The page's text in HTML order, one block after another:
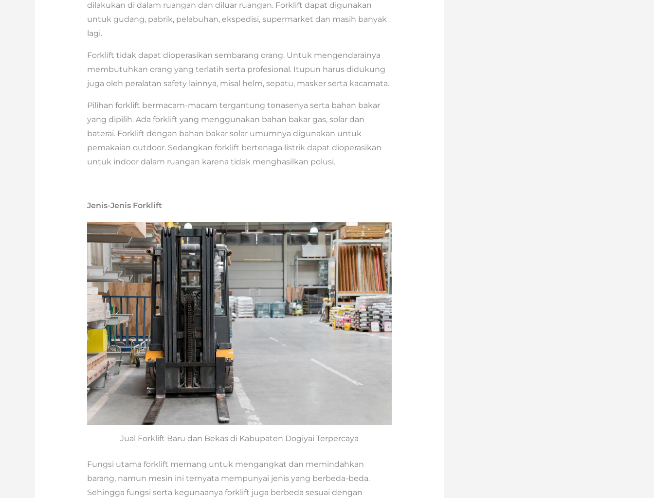
dilakukan di dalam ruangan dan diluar ruangan. Forklift dapat digunakan
untuk gudang, pabrik, pelabuhan, ekspedisi, supermarket dan masih banyak
lagi.
Forklift tidak dapat dioperasikan sembarang orang. Untuk mengendarainya
membutuhkan orang yang terlatih serta profesional. Itupun harus didukung
juga oleh peralatan safety lainnya, misal helm, sepatu, masker serta kacamata.
Pilihan forklift bermacam-macam tergantung tonasenya serta bahan bakar
yang dipilih. Ada forklift yang menggunakan bahan bakar gas, solar dan
baterai. Forklift dengan bahan bakar solar umumnya digunakan untuk
pemakaian outdoor. Sedangkan forklift bertenaga listrik dapat dioperasikan
untuk indoor dalam ruangan karena tidak menghasilkan polusi.
Jenis-Jenis Forklift
Jual Forklift Baru dan Bekas di Kabupaten Dogiyai Terpercaya
Fungsi utama forklift memang untuk mengangkat dan memindahkan
barang, namun mesin ini ternyata mempunyai jenis yang berbeda-beda.
Sehingga fungsi serta kegunaanya forklift juga berbeda sesuai dengan